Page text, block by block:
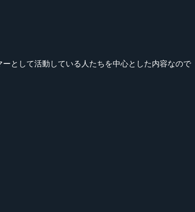
として活動している人たちを中心とした内容なので